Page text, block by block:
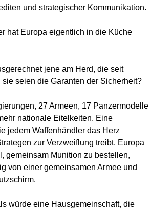
und strategischer Kommunikation.
hat Europa eigentlich in die Küche
jene am Herd, die seit
seien die Garanten der Sicherheit?
27 Armeen, 17 Panzermodelle
nationale Eitelkeiten. Eine
jedem Waffenhändler das Herz
zur Verzweiflung treibt. Europa
gemeinsam Munition zu bestellen,
von einer gemeinsamen Armee und
würde eine Hausgemeinschaft, die